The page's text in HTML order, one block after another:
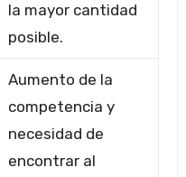
la mayor cantidad
posible.
Aumento de la
competencia y
necesidad de
encontrar al